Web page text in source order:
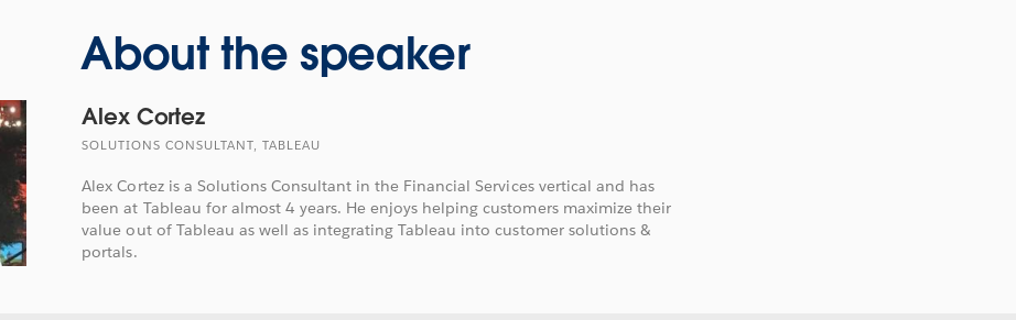
About the speaker
Alex Cortez
SOLUTIONS CONSULTANT, TABLEAU
Alex Cortez is a Solutions Consultant in the Financial Services vertical and has
been at Tableau for almost 4 years. He enjoys helping customers maximize their
value out of Tableau as well as integrating Tableau into customer solutions &
portals.